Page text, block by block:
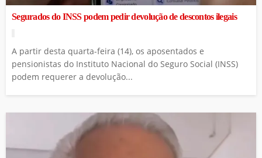
Segurados do INSS podem pedir devolução de descontos ilegais
A partir desta quarta-feira (14), os aposentados e
pensionistas do Instituto Nacional do Seguro Social (INSS)
podem requerer a devolução...